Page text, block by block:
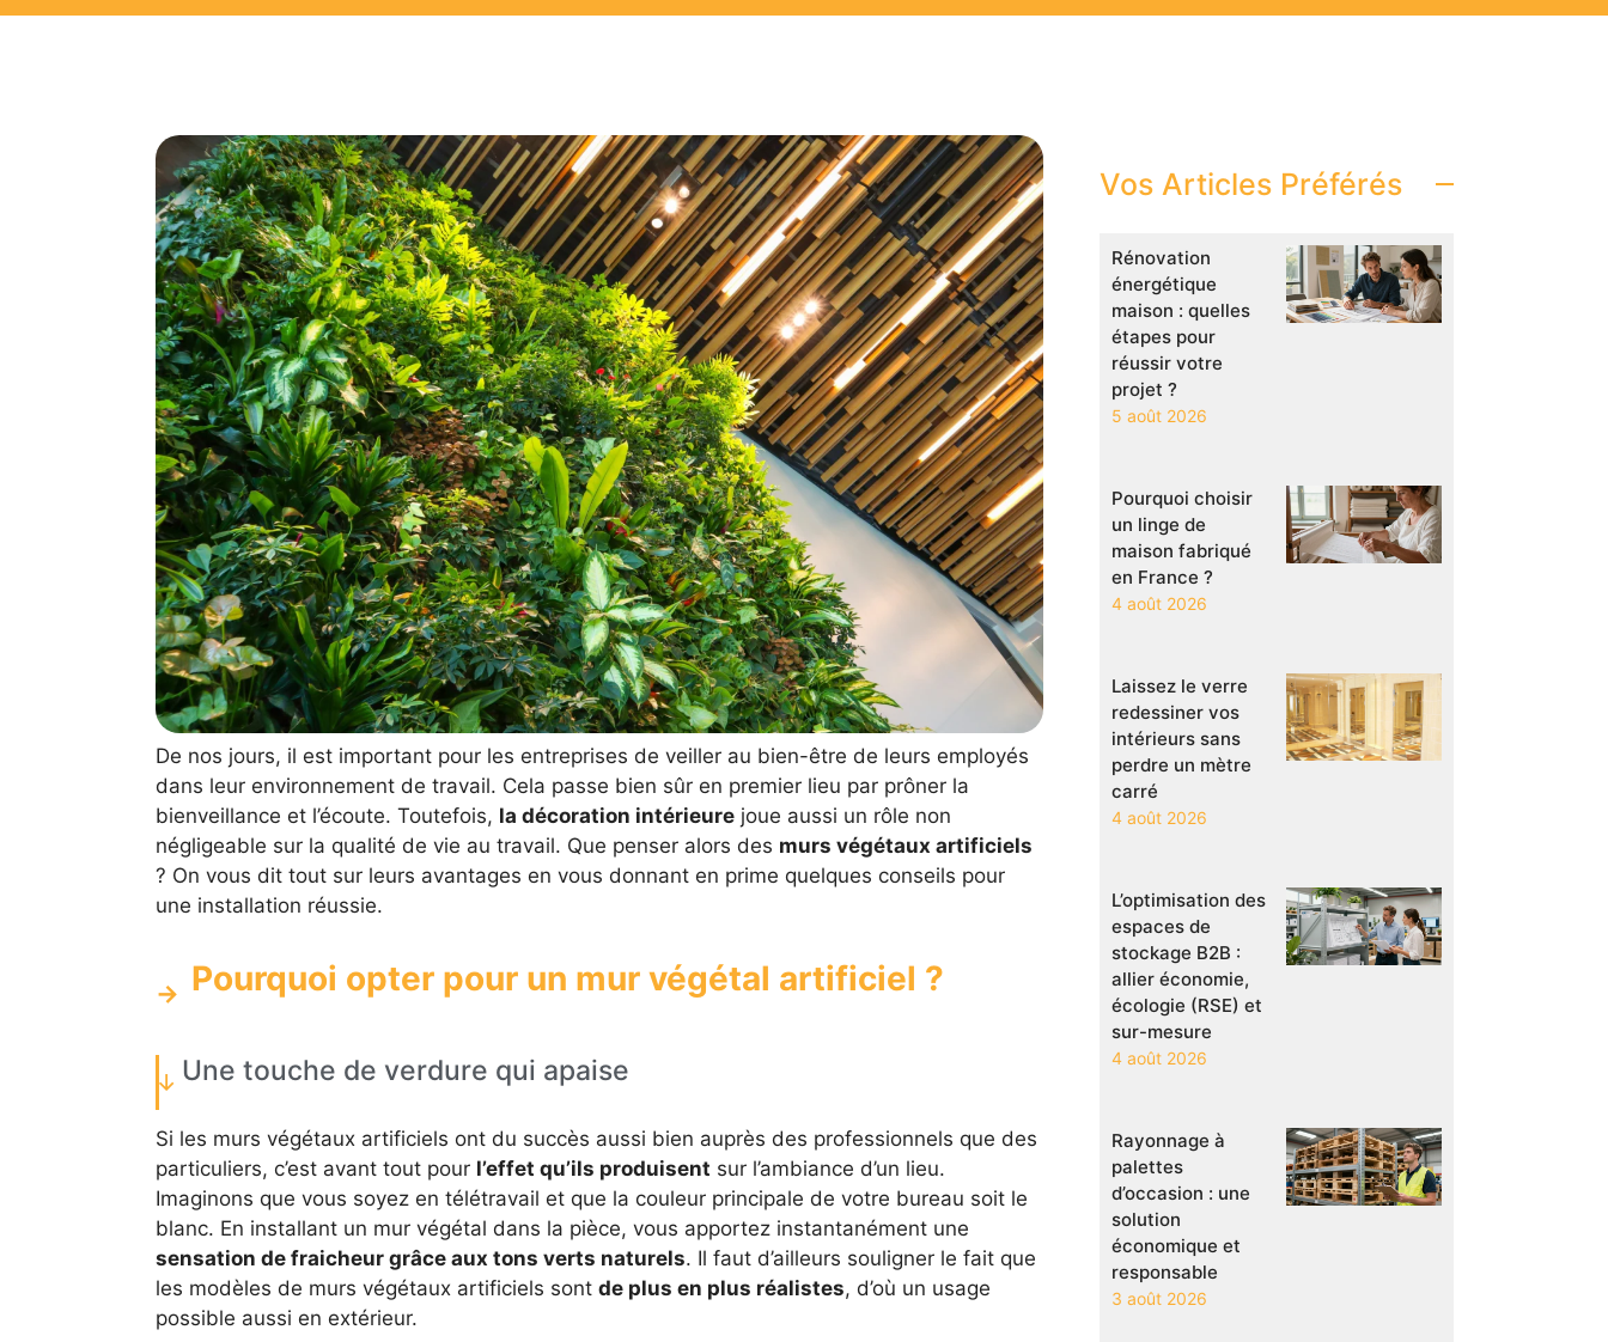
De nos jours, il est important pour les entreprises de veiller au bien-être de leurs employés
dans leur environnement de travail. Cela passe bien sûr en premier lieu par prôner la
bienveillance et l’écoute. Toutefois, la décoration intérieurejoue aussi un rôle non
négligeable sur la qualité de vie au travail. Que penser alors des murs végétaux artificiels
? On vous dit tout sur leurs avantages en vous donnant en prime quelques conseils pour
une installation réussie.
Pourquoi opter pour un mur végétal artificiel ?
Une touche de verdure qui apaise
Si les murs végétaux artificiels ont du succès aussi bien auprès des professionnels que des
particuliers, c’est avant tout pour l’effet qu’ils produisent sur l’ambiance d’un lieu.
Imaginons que vous soyez en télétravail et que la couleur principale de votre bureau soit le
blanc. En installant un mur végétal dans la pièce, vous apportez instantanément une
sensation de fraicheur grâce aux tons verts naturels. Il faut d’ailleurs souligner le fait que
les modèles de murs végétaux artificiels sont de plus en plus réalistes, d’où un usage
possible aussi en extérieur.
Vos Articles Préférés
Rénovation
énergétique
maison : quelles
étapes pour
réussir votre
projet ?
5 août 2026
Pourquoi choisir
un linge de
maison fabriqué
en France ?
4 août 2026
Laissez le verre
redessiner vos
intérieurs sans
perdre un mètre
carré
4 août 2026
L’optimisation des
espaces de
stockage B2B :
allier économie,
écologie (RSE) et
sur-mesure
4 août 2026
Rayonnage à
palettes
d’occasion : une
solution
économique et
responsable
3 août 2026